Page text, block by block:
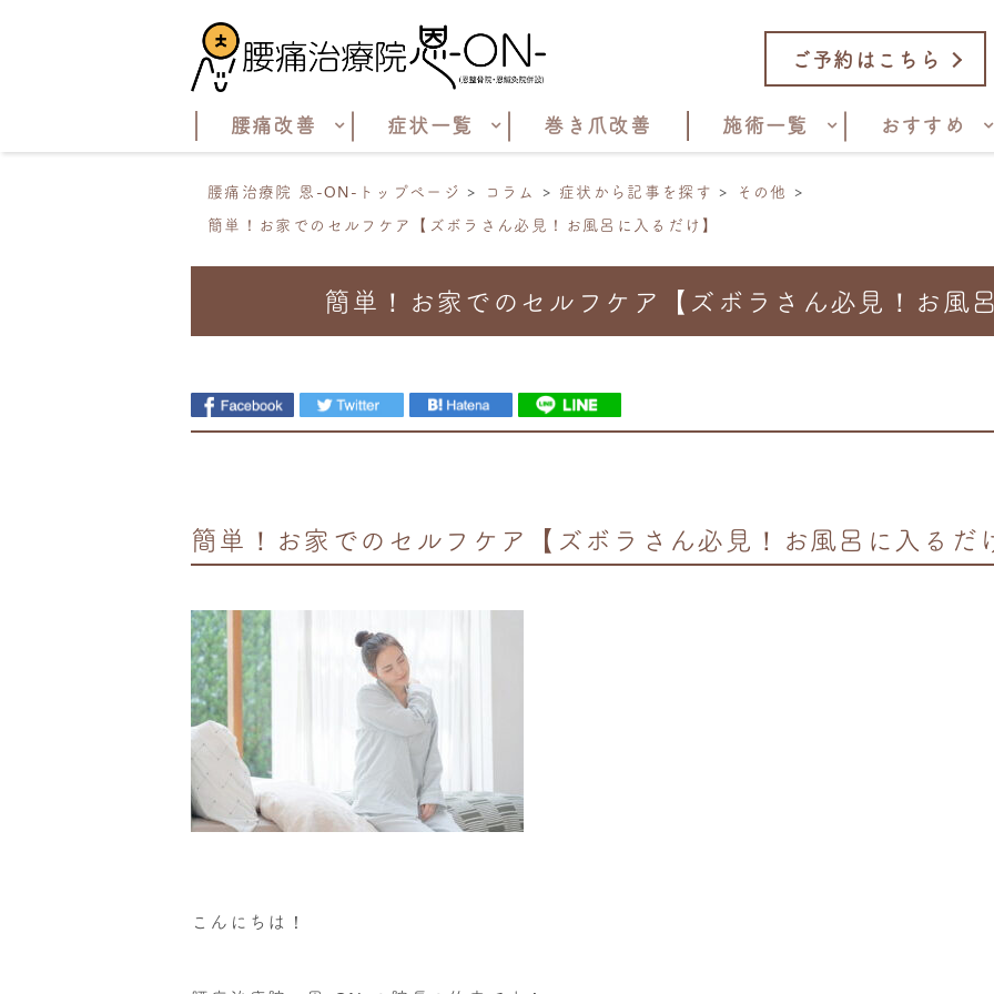
ご予約はこちら
腰痛改善 症状一覧 巻き爪改善 施術一覧 おすすめ
腰痛治療院 恩-ON-トップページ コラム 症状から記事を探す
その他
簡単！お家でのセルフケア【ズボラさん必見！お風呂に入るだけ】
簡単！お家でのセルフケア【ズボラさん必見！お風
簡単！お家でのセルフケア【ズボラさん必見！お風呂に入るだ
こんにちは！